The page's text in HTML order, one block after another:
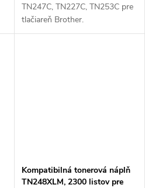
TN247C, TN227C, TN253C pre
tlačiareň Brother.
Kompatibilná tonerová náplň
TN248XLM, 2300 listov pre